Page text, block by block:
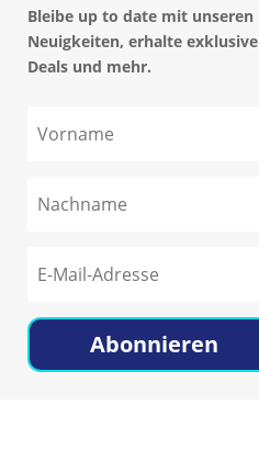
Bleibe up to date mit unseren
Neuigkeiten, erhalte exklusive
Deals und mehr.
Abonnieren